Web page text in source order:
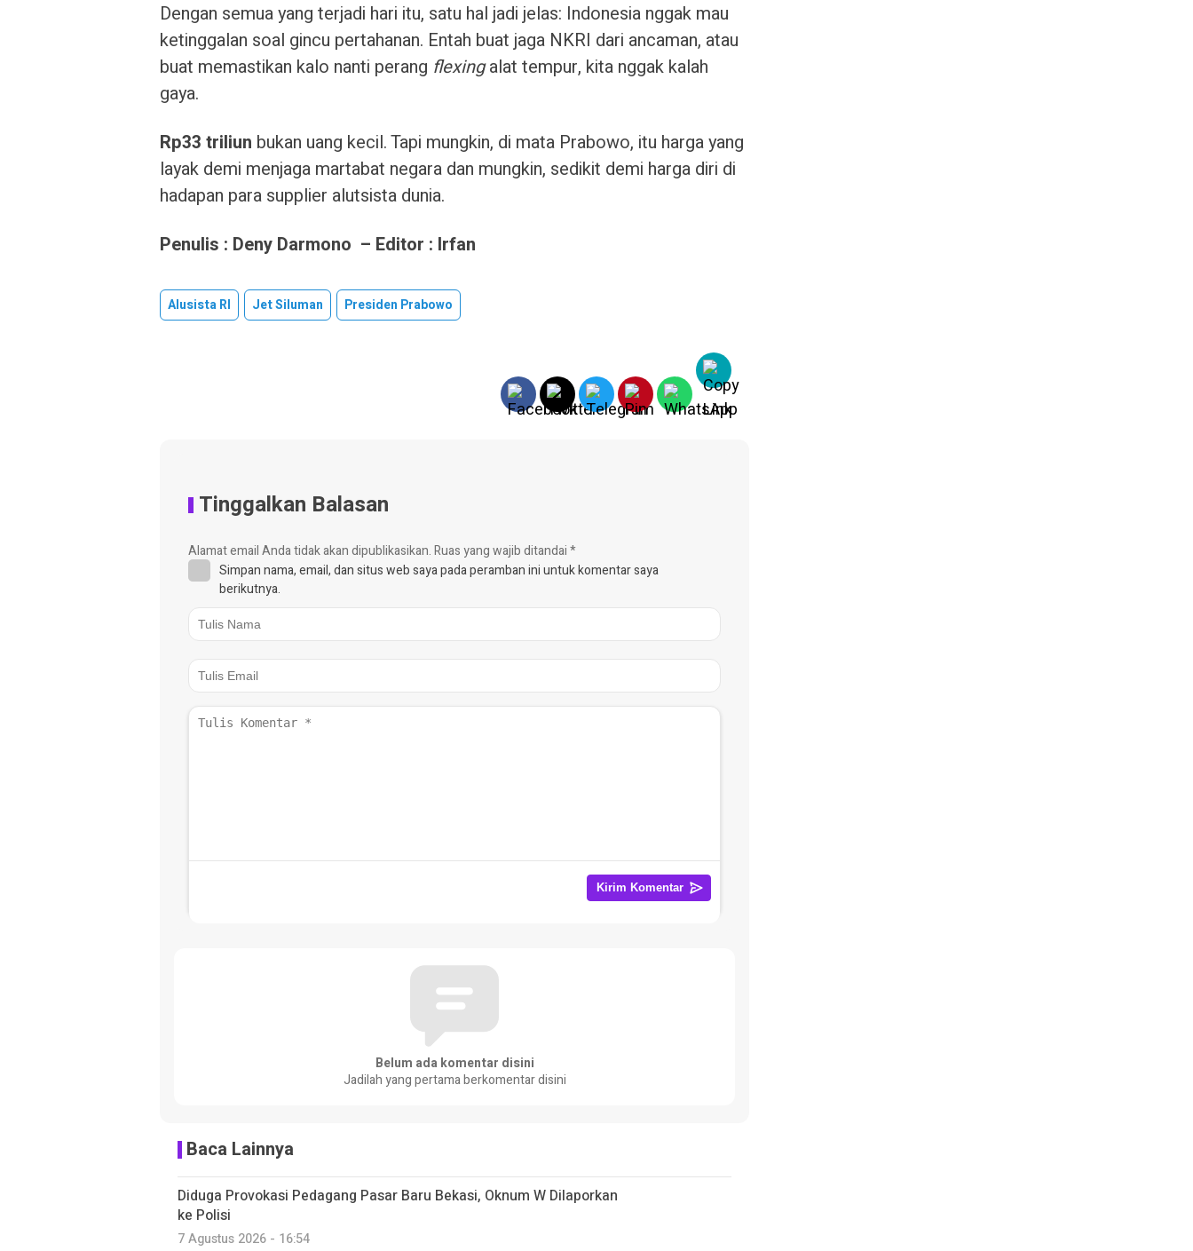
Dengan semua yang terjadi hari itu, satu hal jadi jelas: Indonesia nggak mau
ketinggalan soal gincu pertahanan. Entah buat jaga NKRI dari ancaman, atau
buat memastikan kalo nanti perang flexingalat tempur, kita nggak kalah
gaya.
Rp33 triliun bukan uang kecil. Tapi mungkin, di mata Prabowo, itu harga yang
layak demi menjaga martabat negara dan mungkin, sedikit demi harga diri di
hadapan para supplier alutsista dunia.
Penulis : Deny Darmono – Editor : Irfan
Alusista RI Jet Siluman Presiden Prabowo
Tinggalkan Balasan
Alamat email Anda tidak akan dipublikasikan.Ruas yang wajib ditandai*
Simpan nama, email, dan situs web saya pada peramban ini untuk komentar saya
berikutnya.
Belum ada komentar disini
Jadilah yang pertama berkomentar disini
Baca Lainnya
Diduga Provokasi Pedagang Pasar Baru Bekasi, Oknum W Dilaporkan
ke Polisi
7 Agustus 2026 - 16:54